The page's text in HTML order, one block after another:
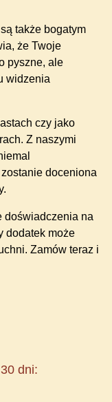
także bogatym
że Twoje
pyszne, ale
widzenia
czy jako
Z naszymi
doceniona
doświadczenia na
dodatek może
Zamów teraz i
dni: